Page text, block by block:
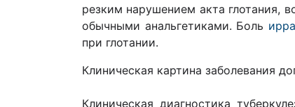
резким нарушением акта глотания,
обычными анальгетиками. Боль
при глотании.
Клиническая картина заболевания
Клиническая диагностика